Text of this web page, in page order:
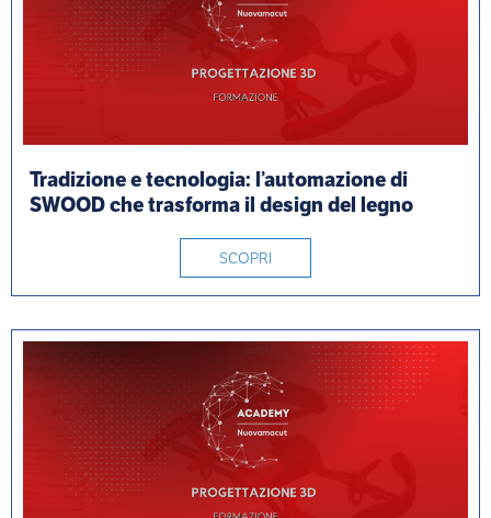
Tradizione e tecnologia: l’automazione di
SWOOD che trasforma il design del legno
SCOPRI